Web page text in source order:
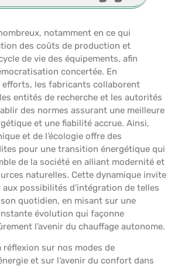
notamment en ce qui
des coûts de production et
de vie des équipements, afin
concertée. En
les fabricants collaborent
entités de recherche et les autorités
des normes assurant une meilleure
et une fiabilité accrue. Ainsi,
et de l’écologie offre des
pour une transition énergétique qui
de la société en alliant modernité et
naturelles. Cette dynamique invite
possibilités d’intégration de telles
quotidien, en misant sur une
évolution qui façonne
l’avenir du chauffage autonome.
réflexion sur nos modes de
et sur l’avenir du confort dans